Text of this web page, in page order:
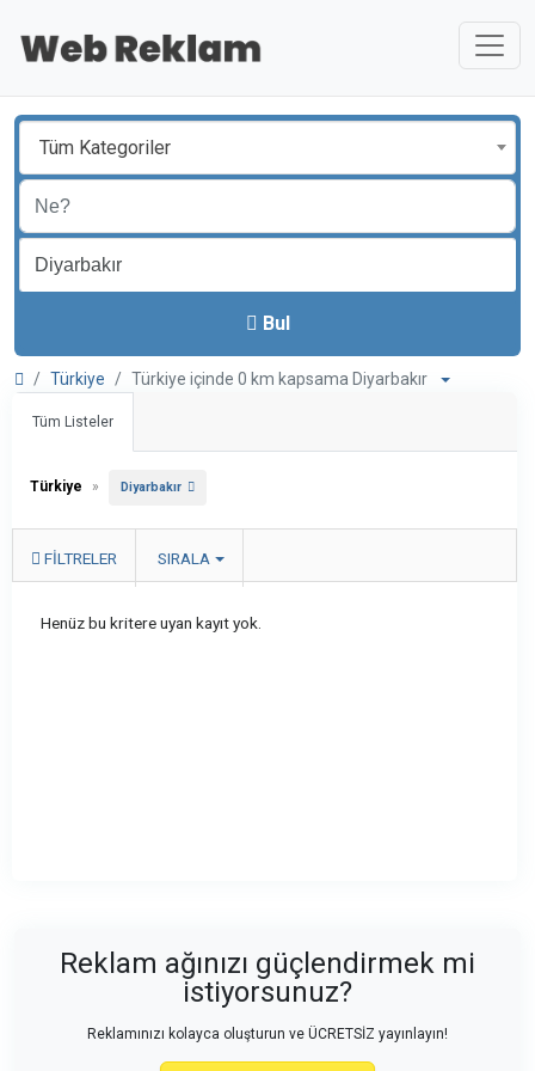
Tüm Kategoriler
Bul
Türkiye Türkiye içinde 0 km kapsama Diyarbakır
Tüm Listeler
Türkiye » Diyarbakır
FILTRELER SIRALA
Henüz bu kritere uyan kayıt yok.
Reklam ağınızı güçlendirmek mi
istiyorsunuz?
Reklamınızı kolayca oluşturun ve ÜCRETSİZ yayınlayın!